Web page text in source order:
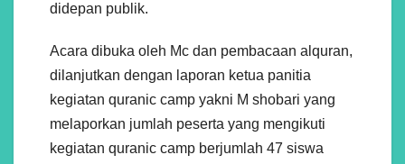
didepan publik.
Acara dibuka oleh Mc dan pembacaan alquran,
dilanjutkan dengan laporan ketua panitia
kegiatan quranic camp yakni M shobari yang
melaporkan jumlah peserta yang mengikuti
kegiatan quranic camp berjumlah 47 siswa